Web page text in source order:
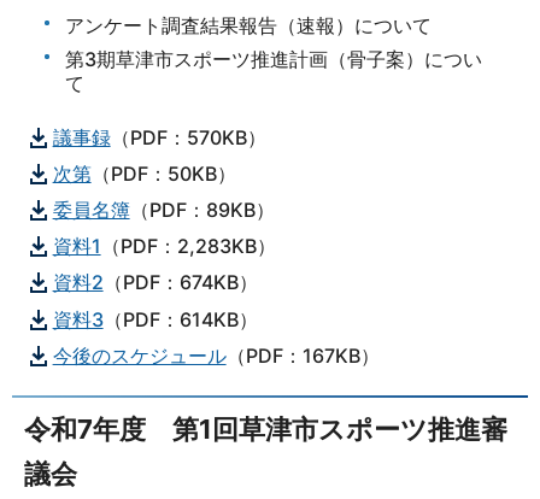
アンケート調査結果報告（速報）について
第3期草津市スポーツ推進計画（骨子案）につい
て
議事録（PDF：570KB）
次第（PDF：50KB）
委員名簿（PDF：89KB）
資料1 （PDF：2,283KB）
資料2 （PDF：674KB）
資料3（PDF：614KB）
今後のスケジュール（PDF：167KB）
令和7年度 第1回草津市スポーツ推進審
議会